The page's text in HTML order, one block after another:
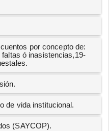
por concepto de:
ó inasistencias,19-
de vida institucional.
(SAYCOP).